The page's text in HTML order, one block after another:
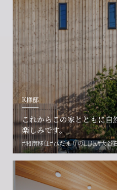
K様邸
これからこの家とともに自
楽しみです。
#湘南移住#ひだまりのLDK#大谷